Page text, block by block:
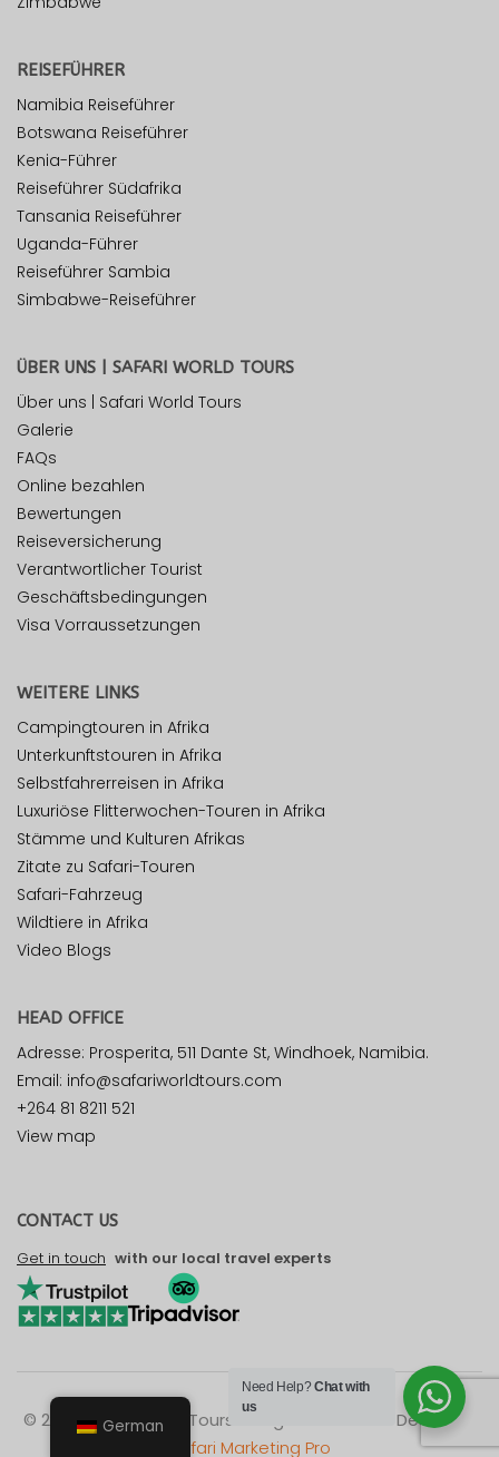
REISEFÜHRER
Namibia Reiseführer
Botswana Reiseführer
Kenia-Führer
Reiseführer Südafrika
Tansania Reiseführer
Uganda-Führer
Reiseführer Sambia
Simbabwe-Reiseführer
ÜBER UNS | SAFARI WORLD TOURS
Über uns | Safari World Tours
Galerie
FAQs
Online bezahlen
Bewertungen
Reiseversicherung
Verantwortlicher Tourist
Geschäftsbedingungen
Visa Vorraussetzungen
WEITERE LINKS
Campingtouren in Afrika
Unterkunftstouren in Afrika
Selbstfahrerreisen in Afrika
Luxuriöse Flitterwochen-Touren in Afrika
Stämme und Kulturen Afrikas
Zitate zu Safari-Touren
Safari-Fahrzeug
Wildtiere in Afrika
Video Blogs
HEAD OFFICE
Adresse: Prosperita, 511 Dante St, Windhoek, Namibia.
Email: info@safariworldtours.com
+264 81 8211 521
View map
CONTACT US
Get in touch with our local travel experts
© 2026 Safari World Tours. All rights reserved. Design by
Safari Marketing Pro
German
Need Help?Chat with
us